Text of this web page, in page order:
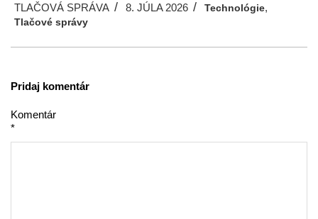
07-
08
TLAČOVÁ SPRÁVA 8. JÚLA 2026 Technológie,
Tlačové správy
Pridaj komentár
Komentár
*